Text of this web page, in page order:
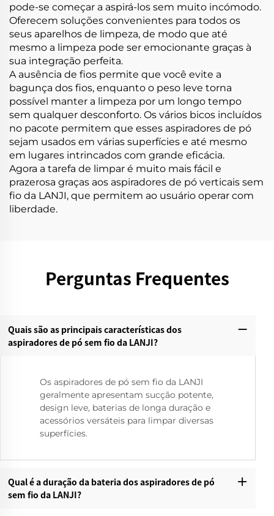
pode-se começar a aspirá-los sem muito incómodo.
Oferecem soluções convenientes para todos os
seus aparelhos de limpeza, de modo que até
mesmo a limpeza pode ser emocionante graças à
sua integração perfeita.
A ausência de fios permite que você evite a
bagunça dos fios, enquanto o peso leve torna
possível manter a limpeza por um longo tempo
sem qualquer desconforto. Os vários bicos incluídos
no pacote permitem que esses aspiradores de pó
sejam usados em várias superfícies e até mesmo
em lugares intrincados com grande eficácia.
Agora a tarefa de limpar é muito mais fácil e
prazerosa graças aos aspiradores de pó verticais sem
fio da LANJI, que permitem ao usuário operar com
liberdade.
Perguntas Frequentes
Quais são as principais características dos
aspiradores de pó sem fio da LANJI?
Os aspiradores de pó sem fio da LANJI
geralmente apresentam sucção potente,
design leve, baterias de longa duração e
acessórios versáteis para limpar diversas
superfícies.
Qual é a duração da bateria dos aspiradores de pó
sem fio da LANJI?